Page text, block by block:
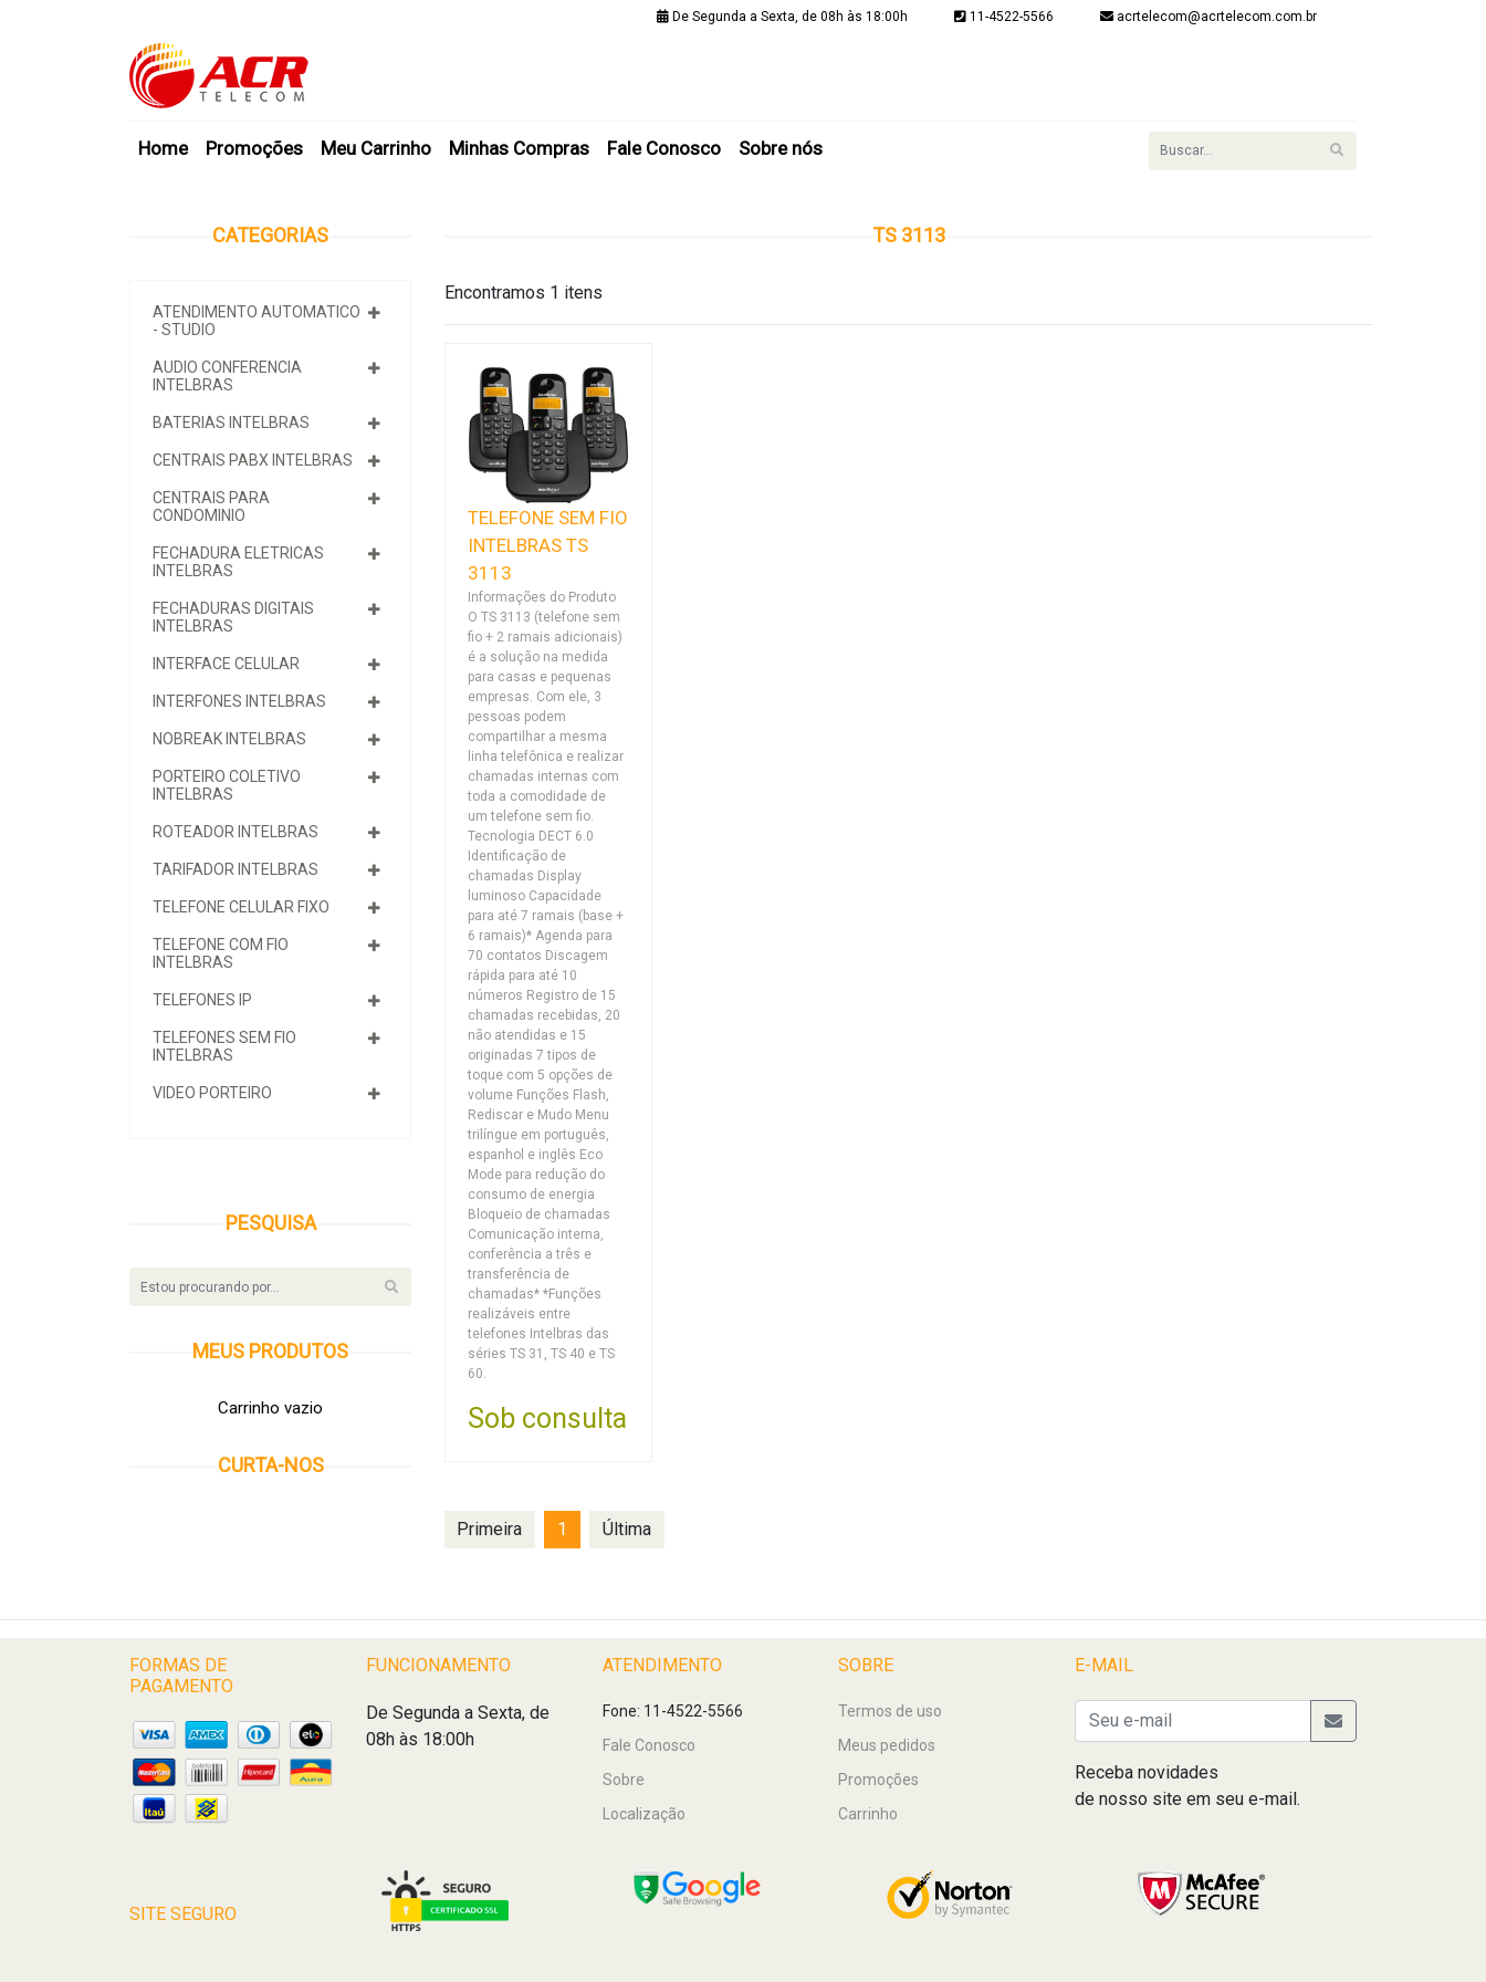
De Segunda a Sexta, de 08h às 18:00h 11-4522-5566 acrtelecom@acrtelecom.com.br
Home Promoções Meu Carrinho Minhas Compras Fale Conosco Sobre nós
CATEGORIAS
ATENDIMENTO AUTOMATICO
- STUDIO
AUDIO CONFERENCIA
INTELBRAS
BATERIAS INTELBRAS
CENTRAIS PABX INTELBRAS
CENTRAIS PARA
CONDOMINIO
FECHADURA ELETRICAS
INTELBRAS
FECHADURAS DIGITAIS
INTELBRAS
INTERFACE CELULAR
INTERFONES INTELBRAS
NOBREAK INTELBRAS
PORTEIRO COLETIVO
INTELBRAS
ROTEADOR INTELBRAS
TARIFADOR INTELBRAS
TELEFONE CELULAR FIXO
TELEFONE COM FIO
INTELBRAS
TELEFONES IP
TELEFONES SEM FIO
INTELBRAS
VIDEO PORTEIRO
PESQUISA
MEUS PRODUTOS
Carrinho vazio
CURTA-NOS
TS 3113
Encontramos 1 itens
TELEFONE SEM FIO
INTELBRAS TS
3113
Informações do Produto
O TS 3113 (telefone sem
fio + 2 ramais adicionais)
é a solução na medida
para casas e pequenas
empresas. Com ele, 3
pessoas podem
compartilhar a mesma
linha telefônica e realizar
chamadas internas com
toda a comodidade de
um telefone sem fio.
Tecnologia DECT 6.0
Identificação de
chamadas Display
luminoso Capacidade
para até 7 ramais (base +
6 ramais)* Agenda para
70 contatos Discagem
rápida para até 10
números Registro de 15
chamadas recebidas, 20
não atendidas e 15
originadas 7 tipos de
toque com 5 opções de
volume Funções Flash,
Rediscar e Mudo Menu
trilíngue em português,
espanhol e inglês Eco
Mode para redução do
consumo de energia
Bloqueio de chamadas
Comunicação interna,
conferência a três e
transferência de
chamadas* *Funções
realizáveis entre
telefones Intelbras das
séries TS 31, TS 40 e TS
60.
Sob consulta
Primeira 1 Última
FORMAS DE
PAGAMENTO
FUNCIONAMENTO
De Segunda a Sexta, de
08h às 18:00h
ATENDIMENTO
Fone: 11-4522-5566
Fale Conosco
Sobre
Localização
SOBRE
Termos de uso
Meus pedidos
Promoções
Carrinho
E-MAIL
Receba novidades
de nosso site em seu e-mail.
SITE SEGURO